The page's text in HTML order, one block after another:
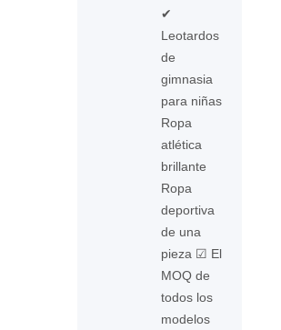
✔
Leotardos
de
gimnasia
para niñas
Ropa
atlética
brillante
Ropa
deportiva
de una
pieza ☑ El
MOQ de
todos los
modelos